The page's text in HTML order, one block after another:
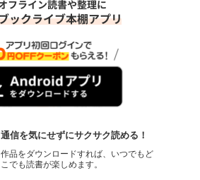
通信を気にせずにサクサク読める！
作品をダウンロードすれば、いつでもど
こでも読書が楽しめます。